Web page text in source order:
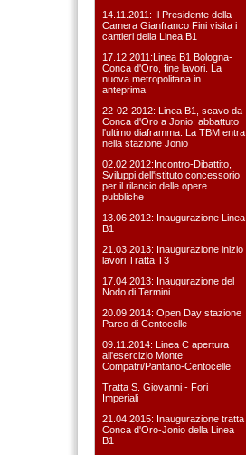
14.11.2011: Il Presidente della
Camera Gianfranco Fini visita i
cantieri della Linea B1
17.12.2011:Linea B1 Bologna-
Conca d'Oro, fine lavori. La
nuova metropolitana in
anteprima
22-02-2012: Linea B1, scavo da
Conca d'Oro a Jonio: abbattuto
l'ultimo diaframma. La TBM entra
nella stazione Jonio
02.02.2012:Incontro-Dibattito,
Sviluppi dell'istituto concessorio
per il rilancio delle opere
pubbliche
13.06.2012: Inaugurazione Linea
B1
21.03.2013: Inaugurazione inizio
lavori Tratta T3
17.04.2013: Inaugurazione del
Nodo di Termini
20.09.2014: Open Day stazione
Parco di Centocelle
09.11.2014: Linea C apertura
all'esercizio Monte
Compatri/Pantano-Centocelle
Tratta S. Giovanni - Fori
Imperiali
21.04.2015: Inaugurazione tratta
Conca d'Oro-Jonio della Linea
B1